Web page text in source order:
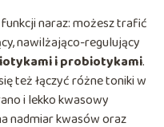
naraz: możesz trafić
nawilżająco-regulujący
i probiotykami.
też łączyć różne toniki w
i lekko kwasowy
nadmiar kwasów oraz